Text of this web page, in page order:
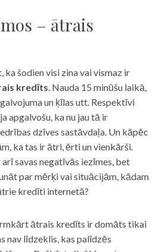
– ātrais
ka šodien visi zina vai vismaz ir
kredīts. Nauda 15 minūšu laikā,
un ķīlas utt. Respektīvi
apgalvošu, ka nu jau tā ir
dzīves sastāvdaļa. Un kāpēc
ka tas ir ātri, ērti un vienkārši.
savas negatīvās iezīmes, bet
par mērķi vai situācijām, kādam
kredīti internetā?
ātrais kredīts ir domāts tikai
nav līdzeklis, kas palīdzēs